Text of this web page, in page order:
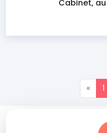
Cabinet, au
« 1